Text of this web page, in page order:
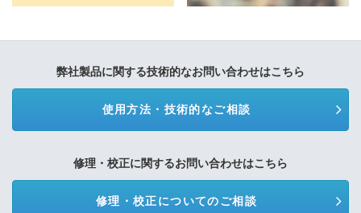
弊社製品に関する技術的なお問い合わせはこちら
使用方法・技術的なご相談
修理・校正に関するお問い合わせはこちら
修理・校正についてのご相談